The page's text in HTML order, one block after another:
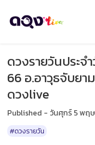
ดวงรายวันประจ
66 อ.อาวุธจับย
ดวงlive
Published - วันศุกร์ 5 พฤ
#ดวงรายวัน